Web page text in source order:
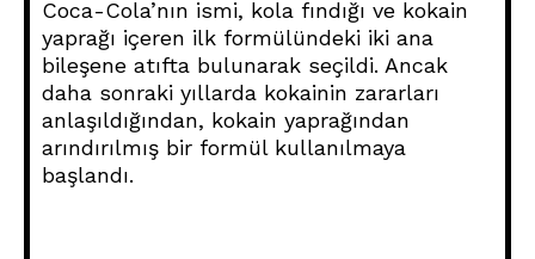
Coca-Cola’nın ismi, kola fındığı ve kokain
yaprağı içeren ilk formülündeki iki ana
bileşene atıfta bulunarak seçildi. Ancak
daha sonraki yıllarda kokainin zararları
anlaşıldığından, kokain yaprağından
arındırılmış bir formül kullanılmaya
başlandı.